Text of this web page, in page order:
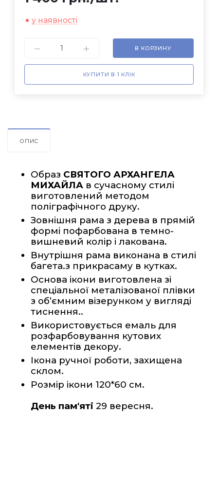
у наявності
В КОРЗИНУ
КУПИТИ В 1 КЛІК
ОПИС
Образ
МИХАЙЛА в сучасному стилі
виготовлений методом
поліграфічного друку.
Зовнішня рама з дерева в прямій
формі пофарбована в темно-
вишневий колір і лакована.
Внутрішня рама виконана в стилі
багета.з прикрасаму в кутках.
Основа ікони виготовлена зі
спеціальної металізованої плівки
з об’ємним візерунком у вигляді
тиснення..
Використовується емаль для
розфарбовування кутових
елементів декору.
Ікона ручної роботи, захищена
склом.
Розмір ікони 120*60 см.
День пам'яті 29 вересня.